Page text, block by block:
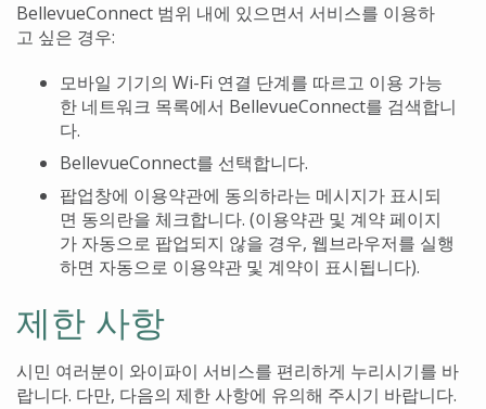
BellevueConnect 범위 내에 있으면서 서비스를 이용하
고 싶은 경우:
모바일 기기의 Wi-Fi 연결 단계를 따르고 이용 가능
한 네트워크 목록에서 BellevueConnect를 검색합니
다.
BellevueConnect를 선택합니다.
팝업창에 이용약관에 동의하라는 메시지가 표시되
면 동의란을 체크합니다. (이용약관 및 계약 페이지
가 자동으로 팝업되지 않을 경우, 웹브라우저를 실행
하면 자동으로 이용약관 및 계약이 표시됩니다).
제한 사항
시민 여러분이 와이파이 서비스를 편리하게 누리시기를 바
랍니다. 다만, 다음의 제한 사항에 유의해 주시기 바랍니다.